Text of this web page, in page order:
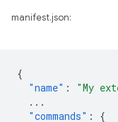
manifest.json:
{
"name" : "My
...
"commands" :
{